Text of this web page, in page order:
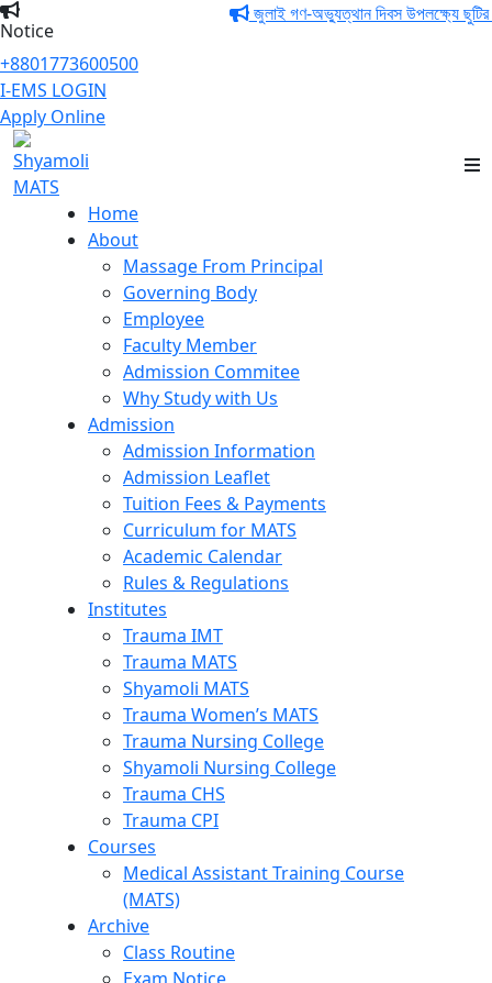
Notice
জুলাই গণ-অভ্যুত্থান দিবস উপলক্ষ্যে ছুটির
+8801773600500
I-EMS LOGIN
Apply Online
Home
About
Massage From Principal
Governing Body
Employee
Faculty Member
Admission Commitee
Why Study with Us
Admission
Admission Information
Admission Leaflet
Tuition Fees & Payments
Curriculum for MATS
Academic Calendar
Rules & Regulations
Institutes
Trauma IMT
Trauma MATS
Shyamoli MATS
Trauma Women’s MATS
Trauma Nursing College
Shyamoli Nursing College
Trauma CHS
Trauma CPI
Courses
Medical Assistant Training Course
(MATS)
Archive
Class Routine